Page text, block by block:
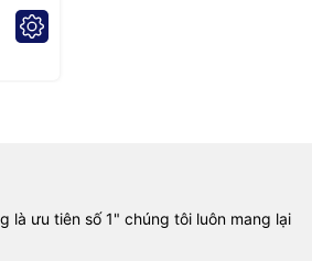
là ưu tiên số 1" chúng tôi luôn mang lại